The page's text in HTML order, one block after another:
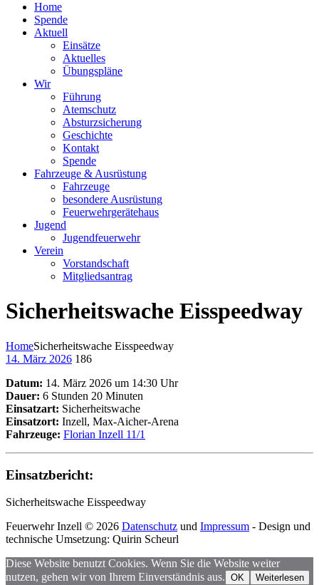
Home
Spende
Aktuell
Einsätze
Aktuelles
Übungspläne
Wir
Führung
Atemschutz
Absturzsicherung
Geschichte
Kontakt
Spende
Fahrzeuge & Ausrüstung
Fahrzeuge
besondere Ausrüstung
Feuerwehrgerätehaus
Jugend
Jugendfeuerwehr
Verein
Vorstandschaft
Mitgliedsantrag
Sicherheitswache Eisspeedway
HomeSicherheitswache Eisspeedway
14. März 2026 186
Datum: 14. März 2026 um 14:30 Uhr
Dauer: 6 Stunden 20 Minuten
Einsatzart: Sicherheitswache
Einsatzort: Inzell, Max-Aicher-Arena
Fahrzeuge: Florian Inzell 11/1
Einsatzbericht:
Sicherheitswache Eisspeedway
Feuerwehr Inzell © 2026 Datenschutz und Impressum - Design und
technische Umsetzung: Quirin Scheurl
Diese Website benutzt Cookies. Wenn Sie die Website weiter
nutzen, gehen wir von Ihrem Einverständnis aus. OK Weiterlesen